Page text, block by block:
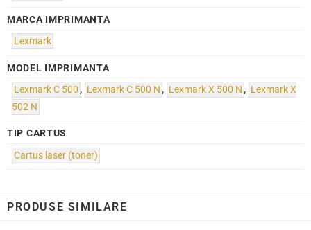
MARCA IMPRIMANTA
Lexmark
MODEL IMPRIMANTA
Lexmark C 500 , Lexmark C 500 N , Lexmark X 500 N , Lexmark X
502 N
TIP CARTUS
Cartus laser (toner)
PRODUSE SIMILARE